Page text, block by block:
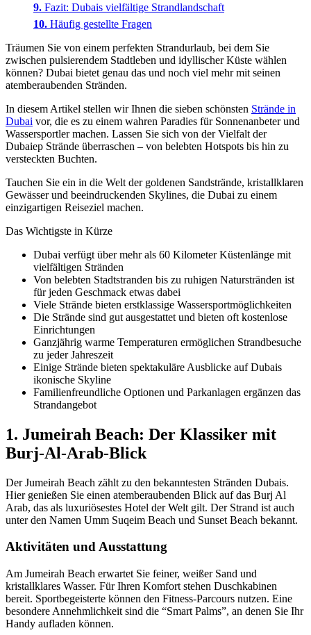
Fazit: Dubais vielfältige Strandlandschaft
Häufig gestellte Fragen
Träumen Sie von einem perfekten Strandurlaub, bei dem Sie
zwischen pulsierendem Stadtleben und idyllischer Küste wählen
können? Dubai bietet genau das und noch viel mehr mit seinen
atemberaubenden Stränden.
In diesem Artikel stellen wir Ihnen die sieben schönsten Strände in
Dubai vor, die es zu einem wahren Paradies für Sonnenanbeter und
Wassersportler machen. Lassen Sie sich von der Vielfalt der
Dubaiер Strände überraschen – von belebten Hotspots bis hin zu
versteckten Buchten.
Tauchen Sie ein in die Welt der goldenen Sandstrände, kristallklaren
Gewässer und beeindruckenden Skylines, die Dubai zu einem
einzigartigen Reiseziel machen.
Das Wichtigste in Kürze
Dubai verfügt über mehr als 60 Kilometer Küstenlänge mit
vielfältigen Stränden
Von belebten Stadtstranden bis zu ruhigen Naturstränden ist
für jeden Geschmack etwas dabei
Viele Strände bieten erstklassige Wassersportmöglichkeiten
Die Strände sind gut ausgestattet und bieten oft kostenlose
Einrichtungen
Ganzjährig warme Temperaturen ermöglichen Strandbesuche
zu jeder Jahreszeit
Einige Strände bieten spektakuläre Ausblicke auf Dubais
ikonische Skyline
Familienfreundliche Optionen und Parkanlagen ergänzen das
Strandangebot
1. Jumeirah Beach: Der Klassiker mit
Burj-Al-Arab-Blick
Der Jumeirah Beach zählt zu den bekanntesten Stränden Dubais.
Hier genießen Sie einen atemberaubenden Blick auf das Burj Al
Arab, das als luxuriösestes Hotel der Welt gilt. Der Strand ist auch
unter den Namen Umm Suqeim Beach und Sunset Beach bekannt.
Aktivitäten und Ausstattung
Am Jumeirah Beach erwartet Sie feiner, weißer Sand und
kristallklares Wasser. Für Ihren Komfort stehen Duschkabinen
bereit. Sportbegeisterte können den Fitness-Parcours nutzen. Eine
besondere Annehmlichkeit sind die “Smart Palms”, an denen Sie Ihr
Handy aufladen können.